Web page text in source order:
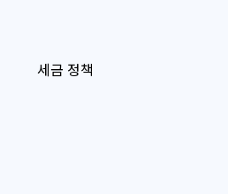
세금 정책